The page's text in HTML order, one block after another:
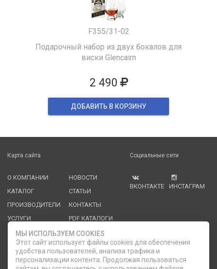
F355/31-02
Подарочный набор из двух бокалов для
виски Glencairn
2 490
ДОБАВИТЬ В КОРЗИНУ
Карта сайта
О КОМПАНИИ
КАТАЛОГ
ПРОИЗВОДИТЕЛИ
УСЛУГИ
НОВОСТИ
СТАТЬИ
КОНТАКТЫ
PDF КАТАЛОГИ
ОПЛАТА И
ДОСТАВКА
Социальные сети
ВКОНТАКТЕ ИНСТАГРАМ
Служба клиентской поддержки
МЫ ИСПОЛЬЗУЕМ COOKIES
Этот сайт использует файлы cookies для обеспечения
удобства пользователей, анализа трафика и
персонализации контента. Продолжая пользоваться